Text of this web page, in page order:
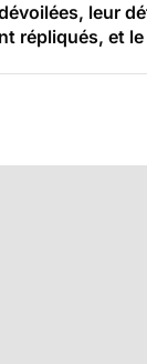
leur
répliqués, et